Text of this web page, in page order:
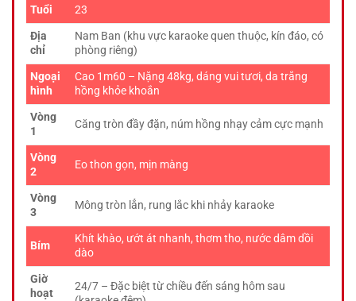
Tuổi
23
Địa
chỉ
Nam Ban (khu vực karaoke quen thuộc, kín đáo, có
phòng riêng)
Ngoại
hình
Cao 1m60 – Nặng 48kg, dáng vui tươi, da trắng
hồng khỏe khoắn
Vòng
1
Căng tròn đầy đặn, núm hồng nhạy cảm cực mạnh
Vòng
2
Eo thon gọn, mịn màng
Vòng
3
Mông tròn lẳn, rung lắc khi nhảy karaoke
Bím
Khít khào, ướt át nhanh, thơm tho, nước dâm dồi
dào
Giờ
hoạt
24/7 – Đặc biệt từ chiều đến sáng hôm sau